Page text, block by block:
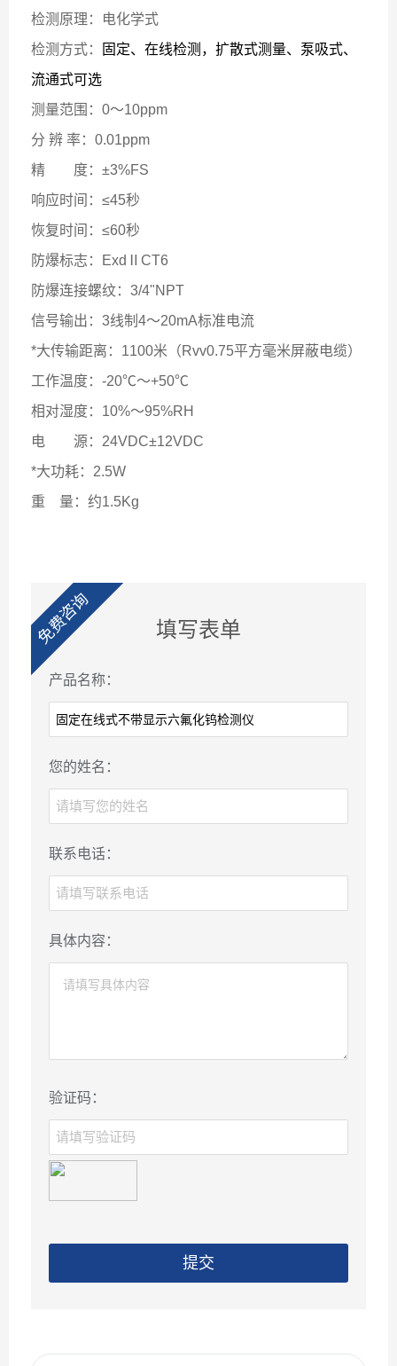
检测原理：电化学式
检测方式：
固定、在线检测，扩散式测量、泵吸式、
流通式可选
测量范围：0～10ppm
分 辨 率：0.01ppm
精 度：±3%FS
响应时间：≤45秒
恢复时间：≤60秒
防爆标志：ExdⅡCT6
防爆连接螺纹：3/4"NPT
信号输出：3线制4～20mA标准电流
*大传输距离：1100米（Rvv0.75平方毫米屏蔽电缆）
工作温度：-20℃～+50℃
相对湿度：10%～95%RH
电 源：24VDC±12VDC
*大功耗：2.5W
重
量：约1.5Kg
免费咨询 填写表单
产品名称：
您的姓名：
联系电话：
具体内容：
验证码：
提交